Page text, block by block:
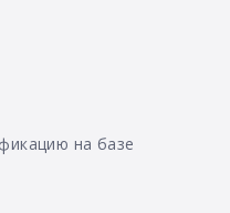
на базе